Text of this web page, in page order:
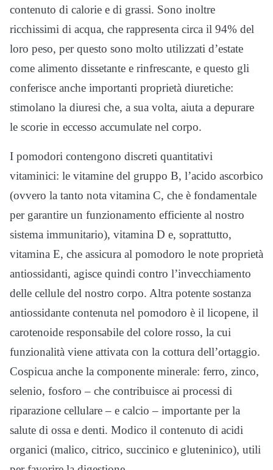
contenuto di calorie e di grassi. Sono inoltre
ricchissimi di acqua, che rappresenta circa il 94% del
loro peso, per questo sono molto utilizzati d’estate
come alimento dissetante e rinfrescante, e questo gli
conferisce anche importanti proprietà diuretiche:
stimolano la diuresi che, a sua volta, aiuta a depurare
le scorie in eccesso accumulate nel corpo.
I pomodori contengono discreti quantitativi
vitaminici: le vitamine del gruppo B, l’acido ascorbico
(ovvero la tanto nota vitamina C, che è fondamentale
per garantire un funzionamento efficiente al nostro
sistema immunitario), vitamina D e, soprattutto,
vitamina E, che assicura al pomodoro le note proprietà
antiossidanti, agisce quindi contro l’invecchiamento
delle cellule del nostro corpo. Altra potente sostanza
antiossidante contenuta nel pomodoro è il licopene, il
carotenoide responsabile del colore rosso, la cui
funzionalità viene attivata con la cottura dell’ortaggio.
Cospicua anche la componente minerale: ferro, zinco,
selenio, fosforo – che contribuisce ai processi di
riparazione cellulare – e calcio – importante per la
salute di ossa e denti. Modico il contenuto di acidi
organici (malico, citrico, succinico e gluteninico), utili